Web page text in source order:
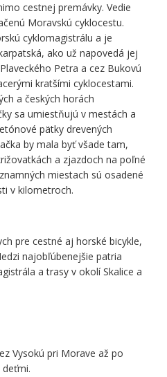
cestnej premávky. Vedie
Moravskú cyklocestu.
cyklomagistrálu a je
ako už napovedá jej
Petra a cez Bukovú
kratšími cyklocestami.
a českých horách
sa umiestňujú v mestách a
pätky drevených
by mala byť všade tam,
a zjazdoch na poľné
miestach sú osadené
v kilometroch.
pre cestné aj horské bicykle,
najobľúbenejšie patria
a trasy v okolí Skalice a
Vysokú pri Morave až po
deťmi.